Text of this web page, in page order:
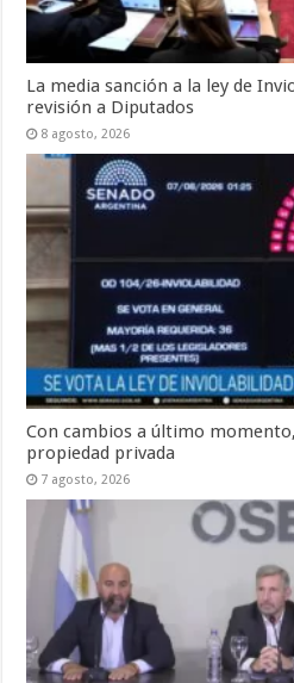
La media sanción a la ley de
revisión a Diputados
8 agosto, 2026
Con cambios a último
propiedad privada
7 agosto, 2026